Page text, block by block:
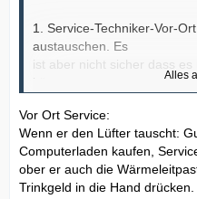
1. Service-Techniker-Vor-
austauschen. Es
ist aber nicht sicher dass es
könnte
Vor-Ort
nicht tauschen. Und wenns
Lüfterwechsel
würde ca. 37€ kosten.
Service habe!!!
Alles
Vor Ort Service:
Wenn er den Lüfter tauscht:
Computerladen kaufen,
ober er auch die
Trinkgeld in die Hand drücken.